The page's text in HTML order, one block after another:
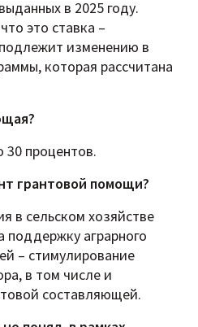
в 2025 году.
это ставка –
изменению в
которая рассчитана
30 процентов.
грантовой помощи?
в сельском хозяйстве
поддержку аграрного
– стимулирование
в том числе и
составляющей.